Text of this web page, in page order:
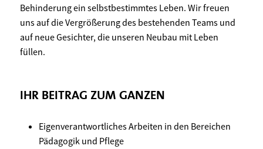
Behinderung ein selbstbestimmtes Leben. Wir freuen
uns auf die Vergrößerung des bestehenden Teams und
auf neue Gesichter, die unseren Neubau mit Leben
füllen.
IHR BEITRAG ZUM GANZEN
Eigenverantwortliches Arbeiten in den Bereichen
Pädagogik und Pflege